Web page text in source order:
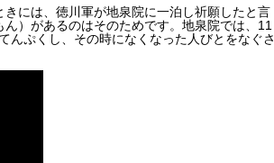
には、徳川軍が地泉院に一泊し祈願したと言
）があるのはそのためです。地泉院では、11
んぷくし、その時になくなった人びとをなぐさ